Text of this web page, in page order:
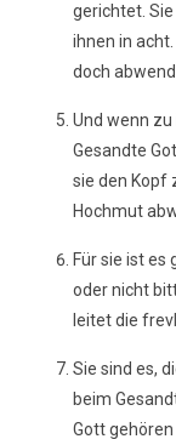
gerichtet.
ihnen in
doch
Und wenn
Gesandte
sie den Kopf
Hochmut
Für sie ist
oder nicht
leitet die
Sie sind es,
beim
Gott